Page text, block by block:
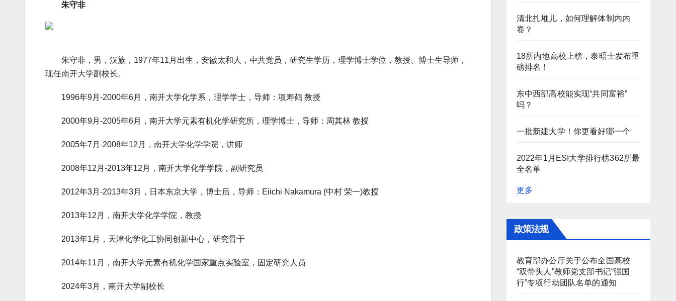
朱守非
朱守非，男，汉族，1977年11月出生，安徽太和人，中共党员，研究生学历，理学博士学位，教授、博士生导师，
现任南开大学副校长。
1996年9月-2000年6月，南开大学化学系，理学学士，导师：项寿鹤 教授
2000年9月-2005年6月，南开大学元素有机化学研究所，理学博士，导师：周其林 教授
2005年7月-2008年12月，南开大学化学学院，讲师
2008年12月-2013年12月，南开大学化学学院，副研究员
2012年3月-2013年3月，日本东京大学，博士后，导师：Eiichi Nakamura (中村 荣一)教授
2013年12月，南开大学化学学院，教授
2013年1月，天津化学化工协同创新中心，研究骨干
2014年11月，南开大学元素有机化学国家重点实验室，固定研究人员
2024年3月，南开大学副校长
清北扎堆儿，如何理解体制内内
卷？
18所内地高校上榜，泰晤士发布重
磅排名！
东中西部高校能实现“共同富裕”
吗？
一批新建大学！你更看好哪一个
2022年1月ESI大学排行榜362所最
全名单
更多
政策法规
教育部办公厅关于公布全国高校
“双带头人”教师党支部书记“强国
行”专项行动团队名单的通知